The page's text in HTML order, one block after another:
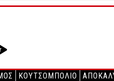
ΚΟΥΤΣΟΜΠΟΛΙΟ